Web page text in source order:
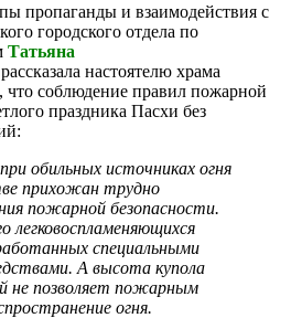
пропаганды и взаимодействия с
городского отдела по
Татьяна
настоятелю храма
соблюдение правил пожарной
праздника Пасхи без
обильных источниках огня
прихожан трудно
пожарной безопасности.
легковоспламеняющихся
специальными
А высота купола
не позволяет пожарным
огня.